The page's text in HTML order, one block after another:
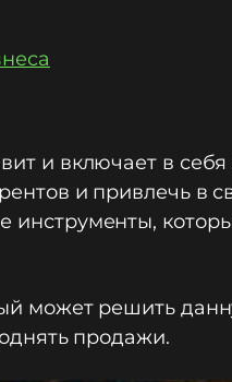
и включает в
и привлечь в
может решить
продажи.